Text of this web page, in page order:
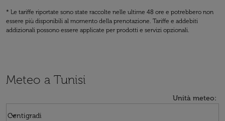
* Le tariffe riportate sono state raccolte nelle ultime 48 ore e potrebbero non
essere più disponibili al momento della prenotazione. Tariffe e addebiti
addizionali possono essere applicate per prodotti e servizi opzionali.
Meteo a Tunisi
Unità meteo:
Centigradi
keyboard_arrow_down